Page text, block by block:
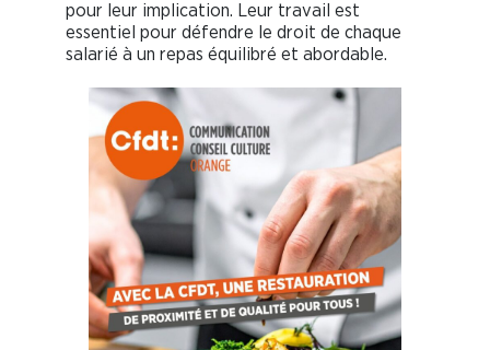
pour leur implication. Leur travail est
essentiel pour défendre le droit de chaque
salarié à un repas équilibré et abordable.